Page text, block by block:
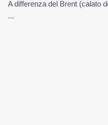
A differenza del Brent (calato
...